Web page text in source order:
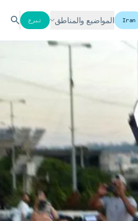
Iran المواضيع والمناطق تبرع